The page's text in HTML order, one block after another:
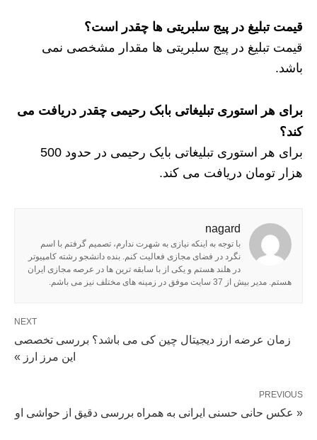
قیمت تبلیغ در پیج سلبریتی ها چقدر است؟
قیمت تبلیغ در پیج سلبریتی ها مقدار مشخصی نمی
باشد.
برای هر استوری تبلیغاتی بابک رحیمی چقدر دریافت می
کند؟
برای هر استوری تبلیغاتی بایک رحیمی در حدود 500
هزار تومان دریافت می کند.
nagard
با توجه به اینکه نیازی به شهرت ندارم، تصمیم گرفتم با اسم
نگرد در فضای مجازی فعالیت کنم. بنده دانشجو رشته کامپیوتر
در هلند هستم و یکی از با سابقه ترین ها در عرصه مجازی ایران
هستم. مدیر بیش از 37 سایت موفق در زمینه های مختلف نیز می باشم.
NEXT
زمان عرضه ارز دیجیتال چین کی می باشد؟ بررسی تخصصی
این مرز ارز »
PREVIOUS
« عکس حانی حسنی ایرانی به همراه بررسی دقیق از حواشی او